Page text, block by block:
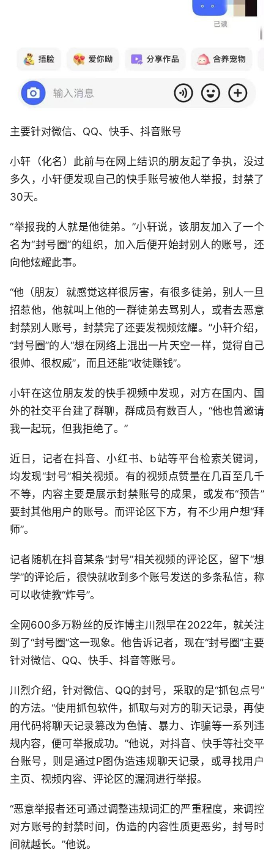
主要针对微信、QQ、快手、抖音账号
小轩（化名）此前与在网上结识的朋友起了争执，没过
多久，小轩便发现自己的快手账号被他人举报，封禁了
30天。
“举报我的人就是他徒弟。”小轩说，该朋友加入了一个
名为“封号圈”的组织，加入后便开始封别人的账号，还
向他炫耀此事。
“他（朋友）就感觉这样很厉害，有很多徒弟，别人一旦
招惹他，他就叫上他的一群徒弟去骂别人，或者去恶意
封禁别人账号，封禁完了还要发视频炫耀。”小轩介绍，
“封号圈”的人“想在网络上混出一片天空一样，觉得自己
很帅、很权威”，而且还能“收徒赚钱”。
小轩在这位朋友发的快手视频中发现，对方在国内、国
外的社交平台建了群聊，群成员有数百人，“他也曾邀请
我一起玩，但我拒绝了。”
近日，记者在抖音、小红书、b站等平台检索关键词，
均发现“封号”相关视频。有的视频点赞量在几百至几千
不等，内容主要是展示封禁账号的成果，或发布“预告”
要封其他用户的账号。而评论区下方，有不少用户想“拜
师”。
记者随机在抖音某条“封号”相关视频的评论区，留下“想
学”的评论后，很快就收到多个账号发送的多条私信，称
可以收徒教“炸号”。
全网600多万粉丝的反诈博主川烈早在2022年，就关注
到了“封号圈”这一现象。他告诉记者，现在“封号圈”主要
针对微信、QQ、快手、抖音等账号。
川烈介绍，针对微信、QQ的封号，采取的是“抓包点号”
的方法。“使用抓包软件，抓取与对方的聊天记录，再使
用代码将聊天记录篡改为色情、暴力、诈骗等一系列违
规内容，便可举报成功。”他说，对抖音、快手等社交平
台账号，则是通过P图伪造违规聊天记录，或寻找用户
主页、视频内容、评论区的漏洞进行举报。
“恶意举报者还可通过调整违规词汇的严重程度，来调控
对方账号的封禁时间，伪造的内容性质更恶劣，封号时
间就越长。”他说。